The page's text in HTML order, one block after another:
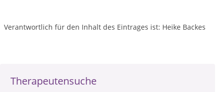
Therapeutensuche
Verantwortlich für den Inhalt des Eintrages ist: Heike Backes